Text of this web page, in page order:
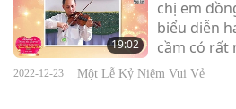
19:02
chị em
biểu diễn
cầm có rất
khác nhau.
2022-12-23 Một Lễ Kỷ Niệm Vui Vẻ